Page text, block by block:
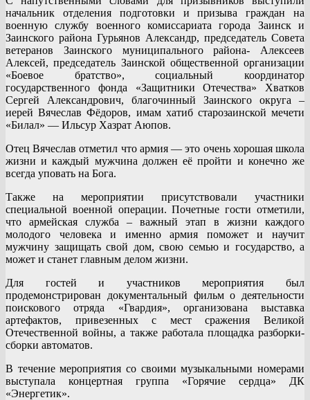
начальник отделения подготовки и призыва граждан на
военную службу военного комиссариата города Заинск и
Заинского района Гурьянов Александр, председатель Совета
ветеранов Заинского муниципального района- Алексеев
Алексей, председатель Заинской общественной организации
«Боевое братство», социальный координатор
государственного фонда «Защитники Отечества» Хватков
Сергей Александрович, благочинный Заинского округа –
иерей Вячеслав Фёдоров, имам хатиб старозаинской мечети
«Билал» — Ильсур Хазрат Аюпов.
Отец Вячеслав отметил что армия — это очень хорошая школа
жизни и каждый мужчина должен её пройти и конечно же
всегда уповать на Бога.
Также на мероприятии присутствовали участники
специальной военной операции. Почетные гости отметили,
что армейская служба – важный этап в жизни каждого
молодого человека и именно армия поможет и научит
мужчину защищать свой дом, свою семью и государство, а
может и станет главным делом жизни.
Для гостей и участников мероприятия был
продемонстрирован документальный фильм о деятельности
поискового отряда «Гвардия», организована выставка
артефактов, привезенных с мест сражения Великой
Отечественной войны, а также работала площадка разборки-
сборки автоматов.
В течение мероприятия со своими музыкальными номерами
выступала концертная группа «Горячие сердца» ДК
«Энергетик».